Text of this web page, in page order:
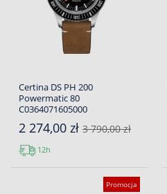
Certina DS PH 200
Powermatic 80
C0364071605000
2 274,00 zł 3 790,00 zł
12h
Promocja